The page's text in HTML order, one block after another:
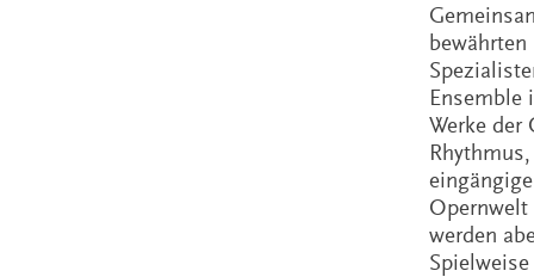
Ensemble
Werke
werden